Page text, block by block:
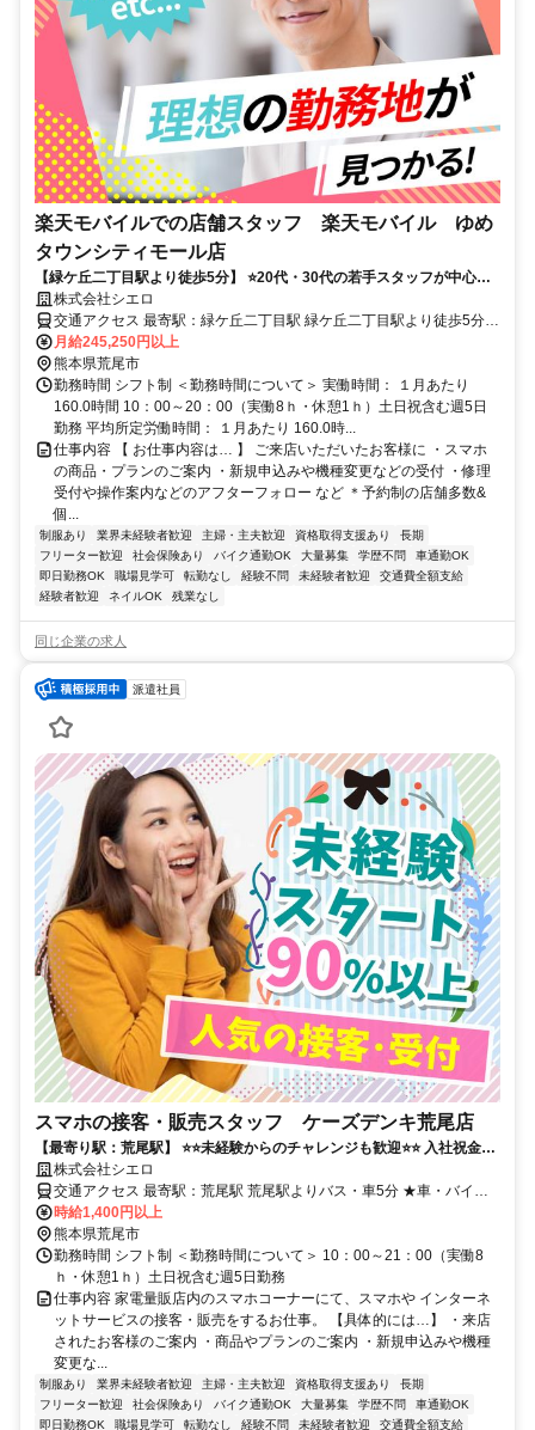
楽天モバイルでの店舗スタッフ 楽天モバイル ゆめ
タウンシティモール店
【緑ケ丘二丁目駅より徒歩5分】 ⭐️20代・30代の若手スタッフが中心に
活躍中！ ⭐入社祝金Max10万円
株式会社シエロ
交通アクセス 最寄駅：緑ケ丘二丁目駅 緑ケ丘二丁目駅より徒歩5分
★車・バイク通勤OK
月給245,250円以上
熊本県荒尾市
勤務時間 シフト制 ＜勤務時間について＞ 実働時間： １月あたり
160.0時間 10：00～20：00（実働8ｈ・休憩1ｈ）土日祝含む週5日
勤務 平均所定労働時間： １月あたり 160.0時...
仕事内容 【 お仕事内容は… 】 ご来店いただいたお客様に ・スマホ
の商品・プランのご案内 ・新規申込みや機種変更などの受付 ・修理
受付や操作案内などのアフターフォロー など ＊予約制の店舗多数&
個...
制服あり 業界未経験者歓迎 主婦・主夫歓迎 資格取得支援あり
長期
フリーター歓迎
社会保険あり バイク通勤OK 大量募集 学歴不問
車通勤OK
即日勤務OK
職場見学可 転勤なし 経験不問 未経験者歓迎
交通費全額支給
経験者歓迎
ネイルOK 残業なし
同じ企業の求人
派遣社員
スマホの接客・販売スタッフ ケーズデンキ荒尾店
【最寄り駅：荒尾駅】 ⭐️⭐️未経験からのチャレンジも歓迎⭐️⭐️ 入社祝金最
大10万円！ 高時給&手厚いサポートで長く続けられます！
株式会社シエロ
交通アクセス 最寄駅：荒尾駅 荒尾駅よりバス・車5分 ★車・バイク
通勤OK
時給1,400円以上
熊本県荒尾市
勤務時間 シフト制 ＜勤務時間について＞ 10：00～21：00（実働8
ｈ・休憩1ｈ）土日祝含む週5日勤務
仕事内容 家電量販店内のスマホコーナーにて、スマホや インターネ
ットサービスの接客・販売をするお仕事。 【具体的には…】 ・来店
されたお客様のご案内 ・商品やプランのご案内 ・新規申込みや機種
変更な...
制服あり 業界未経験者歓迎 主婦・主夫歓迎 資格取得支援あり
長期
フリーター歓迎
社会保険あり バイク通勤OK 大量募集 学歴不問
車通勤OK
即日勤務OK
職場見学可 転勤なし 経験不問 未経験者歓迎 交通費全額支給